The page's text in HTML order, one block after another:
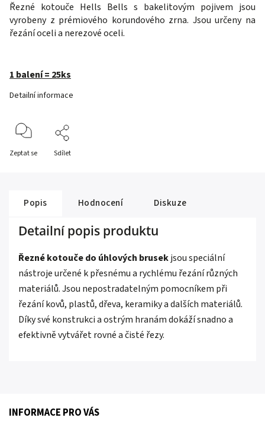
Řezné kotouče Hells Bells s bakelitovým pojivem jsou
vyrobeny z prémiového korundového zrna. Jsou určeny na
řezání oceli a nerezové oceli.
1 balení = 25ks
Detailní informace
Zeptat se Sdílet
Popis Hodnocení Diskuze
Detailní popis produktu
Řezné kotouče do úhlových brusekjsou speciální
nástroje určené k přesnému a rychlému řezání různých
materiálů. Jsou nepostradatelným pomocníkem při
řezání kovů, plastů, dřeva, keramiky a dalších materiálů.
Díky své konstrukci a ostrým hranám dokáží snadno a
efektivně vytvářet rovné a čisté řezy.
INFORMACE PRO VÁS